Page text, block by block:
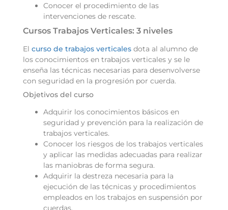
Conocer el procedimiento de las
intervenciones de rescate.
Cursos Trabajos Verticales: 3 niveles
El curso de trabajos verticales dota al alumno de
los conocimientos en trabajos verticales y se le
enseña las técnicas necesarias para desenvolverse
con seguridad en la progresión por cuerda.
Objetivos del curso
Adquirir los conocimientos básicos en
seguridad y prevención para la realización de
trabajos verticales.
Conocer los riesgos de los trabajos verticales
y aplicar las medidas adecuadas para realizar
las maniobras de forma segura.
Adquirir la destreza necesaria para la
ejecución de las técnicas y procedimientos
empleados en los trabajos en suspensión por
cuerdas.